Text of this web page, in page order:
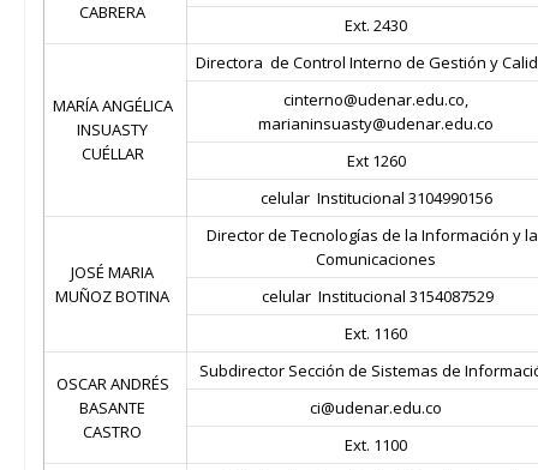
CABRERA
Ext. 2430
MARÍA ANGÉLICA
INSUASTY
CUÉLLAR
Directora de Control Interno de Gestión y
cinterno@udenar.edu.co,
marianinsuasty@udenar.edu.co
Ext 1260
celular Institucional 3104990156
JOSÉ MARIA
MUÑOZ BOTINA
Director de Tecnologías de la Información y
Comunicaciones
celular Institucional 3154087529
Ext. 1160
OSCAR ANDRÉS
BASANTE
CASTRO
Subdirector Sección de Sistemas de
ci@udenar.edu.co
Ext. 1100